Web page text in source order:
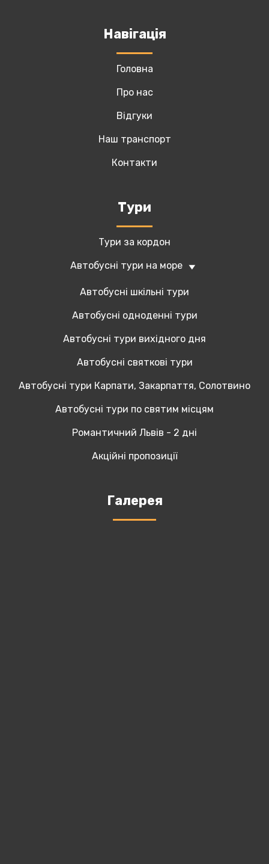
Навігація
Головна
Про нас
Відгуки
Наш транспорт
Контакти
Tури
Тури за кордон
Автобусні тури на море
Автобусні шкільні тури
Автобусні одноденні тури
Автобусні тури вихідного дня
Автобусні святкові тури
Автобусні тури Карпати, Закарпаття, Солотвино
Автобусні тури по святим місцям
Романтичний Львів - 2 дні
Акційні пропозиції
Галерея